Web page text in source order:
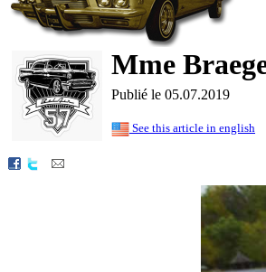
Mme
Publié le 05.07.2019
See this article in english